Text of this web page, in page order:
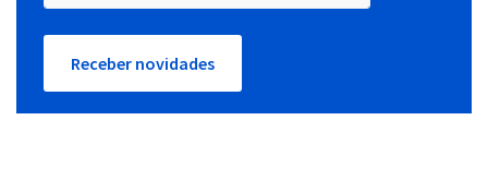
Receber novidades